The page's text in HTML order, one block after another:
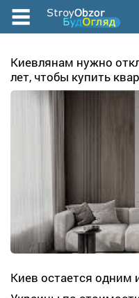
Перейти
содержанию
Киевлянам нужно
лет, чтобы купить
Киев остается одним